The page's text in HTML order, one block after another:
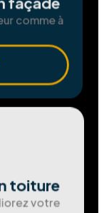
de
une